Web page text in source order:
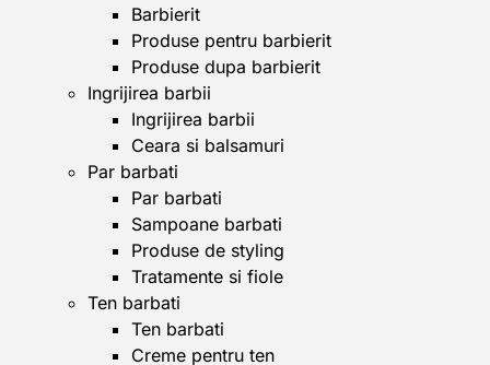
Barbierit
Produse pentru barbierit
Produse dupa barbierit
Ingrijirea barbii
Ingrijirea barbii
Ceara si balsamuri
Par barbati
Par barbati
Sampoane barbati
Produse de styling
Tratamente si fiole
Ten barbati
Ten barbati
Creme pentru ten